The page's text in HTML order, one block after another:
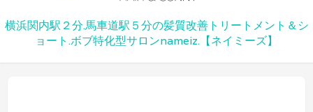
横浜関内駅２分.馬車道駅５分の髪質改善トリートメント＆シ
ョート.ボブ特化型サロンnameiz.【ネイミーズ】